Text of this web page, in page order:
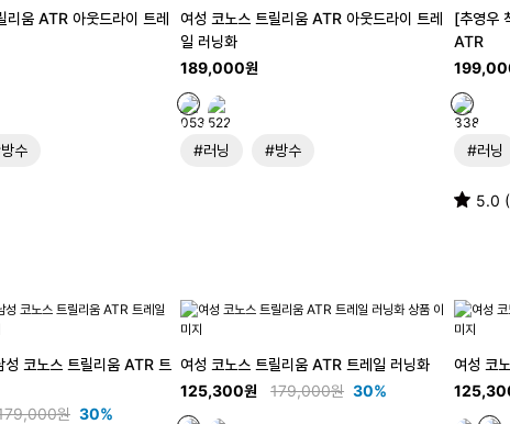
리움 ATR 아웃드라이 트레
수
여성 코노스 트릴리움 ATR 아웃드라이 트레
일 러닝화
189,000원
#러닝 #방수
[추영우
ATR
#러닝
5.0
코노스 트릴리움 ATR 트
원 30%
여성 코노스 트릴리움 ATR 트레일 러닝화
125,300원
179,000원 30%
여성 코